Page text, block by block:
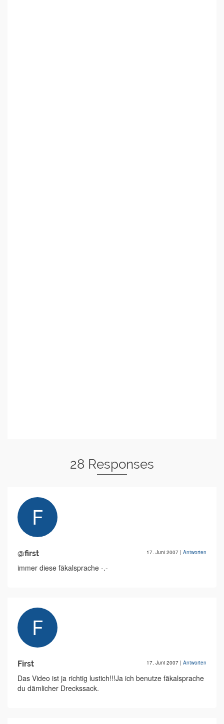
28 Responses
@first 17. Juni 2007 | Antworten
immer diese fäkalsprache -.-
First 17. Juni 2007 | Antworten
Das Video ist ja richtig lustich!!!Ja ich benutze fäkalsprache
du dämlicher Dreckssack.